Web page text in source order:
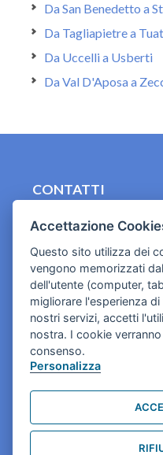
Da San Benedetto a
Da Tagliapietre a
Da Uccelli a Usberti
Da Val D'Aposa a
CONTATTI
Cookies e
Accettazione
Questo sito utilizza dei
vengono memorizzati
dell'utente (computer,
migliorare l'esperienza
nostri servizi, accetti
nostra. I cookie
consenso.
Personalizza